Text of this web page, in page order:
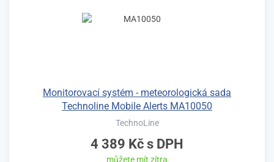
Monitorovací systém - meteorologická sada
Technoline Mobile Alerts MA10050
TechnoLine
4 389 Kč s DPH
můžete mít zítra